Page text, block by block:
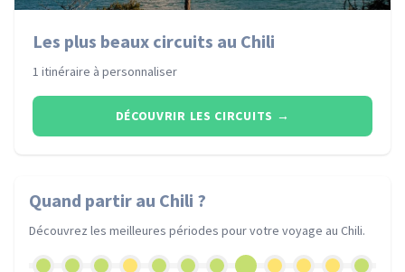
Les plus beaux circuits au Chili
1 itinéraire à personnaliser
DÉCOUVRIR LES CIRCUITS →
Quand partir au Chili ?
Découvrez les meilleures périodes pour votre voyage au Chili.